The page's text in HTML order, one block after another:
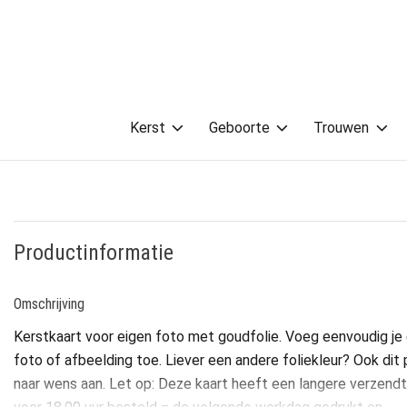
Kerst Geboorte Trouwen
Productinformatie
Omschrijving
Kerstkaart voor eigen foto met goudfolie. Voeg eenvoudig je
foto of afbeelding toe. Liever een andere foliekleur? Ook dit
naar wens aan. Let op: Deze kaart heeft een langere